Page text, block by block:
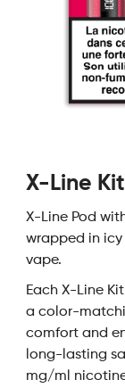
MI CUENTA
X-Line
X-Line Pod
wrapped in icy
vape.
Each X-Line
a color-
comfort and
long-lasting
mg/ml